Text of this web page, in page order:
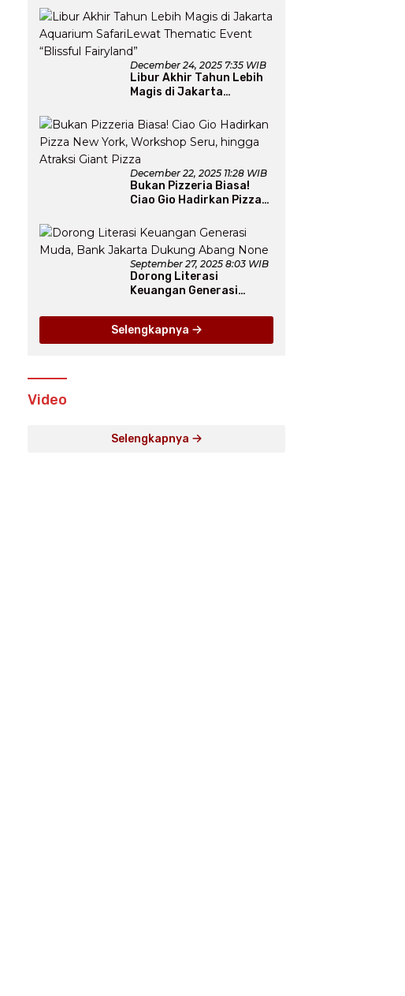
December 24, 2025 7:35 WIB
Libur Akhir Tahun Lebih
Magis di Jakarta
Thematic Event “Blissful
Fairyland”
December 22, 2025 11:28 WIB
Bukan Pizzeria Biasa!
Ciao Gio Hadirkan Pizza
Seru, hingga Atraksi
Giant Pizza
September 27, 2025 8:03 WIB
Dorong Literasi
Keuangan Generasi
Dukung Abang None
Selengkapnya
Video
Selengkapnya